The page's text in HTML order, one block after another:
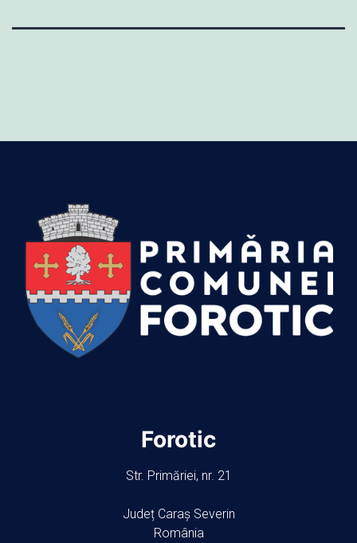
Forotic
Str. Primăriei, nr. 21
Județ Caraș Severin
România